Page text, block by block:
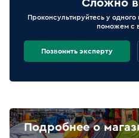
Сложно
Проконсультируйтесь у
поможем с
Позвонить эксперту
Подробнее о